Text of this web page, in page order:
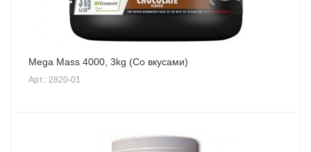
Mega Mass 4000, 3kg (Со вкусами)
Арт.: 2820-01